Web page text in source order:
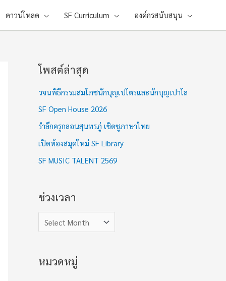
ดาวน์โหลด SF Curriculum องค์กรสนับสนุน
โพสต์ล่าสุด
วจนพิธีกรรมสมโภชนักบุญเปโตรและนักบุญเปาโล
SF Open House 2026
รำลึกครูกลอนสุนทรภู่ เชิดชูภาษาไทย
เปิดห้องสมุดใหม่ SF Library
SF MUSIC TALENT 2569
ช่วงเวลา
ช่
ง
เ
ว
ล
า
หมวดหมู่